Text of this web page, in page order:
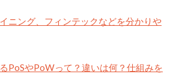
ニング、フィンテックなどを分かりや
PoSやPoWって？違いは何？仕組みを